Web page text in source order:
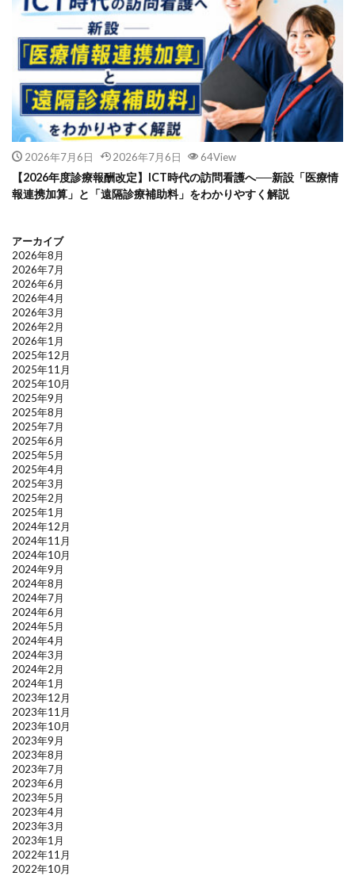
2026年7月6日 2026年7月6日 64View
【2026年度診療報酬改定】ICT時代の訪問看護へ──新設「医療情
報連携加算」と「遠隔診療補助料」をわかりやすく解説
アーカイブ
2026年8月
2026年7月
2026年6月
2026年4月
2026年3月
2026年2月
2026年1月
2025年12月
2025年11月
2025年10月
2025年9月
2025年8月
2025年7月
2025年6月
2025年5月
2025年4月
2025年3月
2025年2月
2025年1月
2024年12月
2024年11月
2024年10月
2024年9月
2024年8月
2024年7月
2024年6月
2024年5月
2024年4月
2024年3月
2024年2月
2024年1月
2023年12月
2023年11月
2023年10月
2023年9月
2023年8月
2023年7月
2023年6月
2023年5月
2023年4月
2023年3月
2023年1月
2022年11月
2022年10月